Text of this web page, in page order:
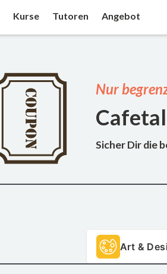
Kurse Tutoren Angebot
Nur
Sicher Dir die
Art &